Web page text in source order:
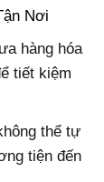
Nơi
hàng hóa
tiết kiệm
thể tự
tiện đến